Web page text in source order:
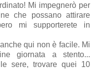
Mi impegnerò per
che possano attirare
mi supporterete in
qui non è facile. Mi
giornata a stento...
sere, trovare quei 10